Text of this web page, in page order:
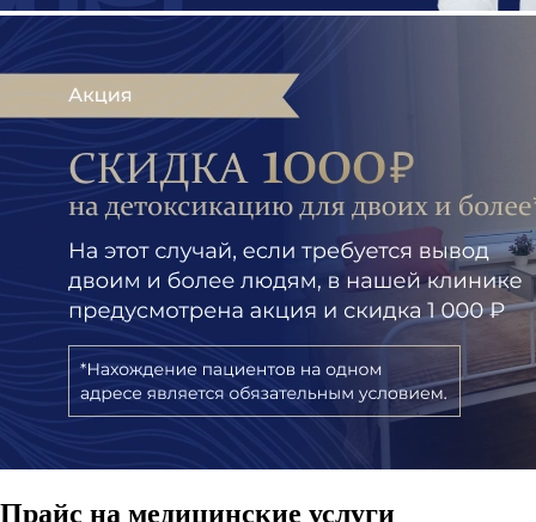
Прайс на медицинские услуги